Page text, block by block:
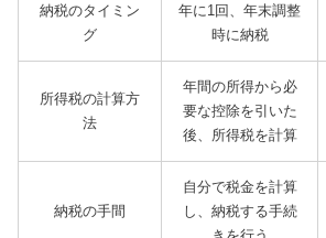
納税のタイミン
グ
年に1回、年末調整
時に納税
所得税の計算方
法
年間の所得から必
要な控除を引いた
後、所得税を計算
納税の手間
自分で税金を計算
し、納税する手続